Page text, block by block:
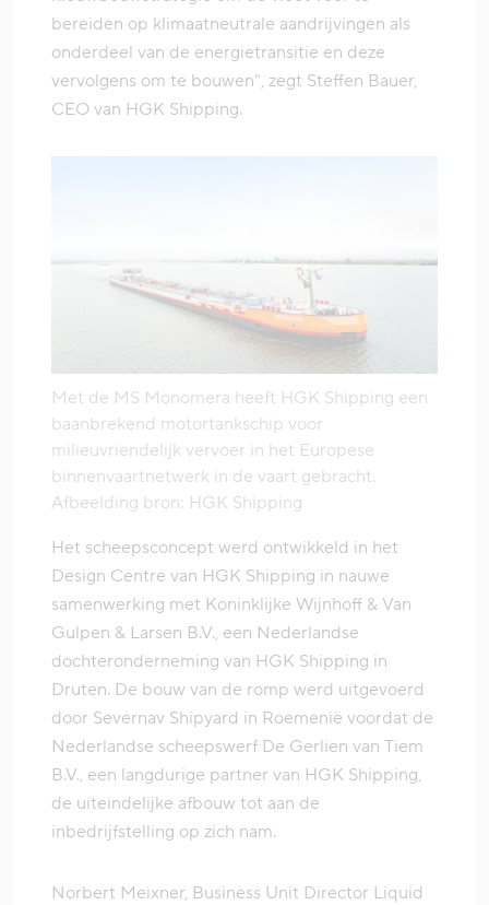
bereiden op klimaatneutrale aandrijvingen als
onderdeel van de energietransitie en deze
vervolgens om te bouwen", zegt Steffen Bauer,
CEO van HGK Shipping.
Met de MS Monomera heeft HGK Shipping een
baanbrekend motortankschip voor
milieuvriendelijk vervoer in het Europese
binnenvaartnetwerk in de vaart gebracht.
Afbeelding bron: HGK Shipping
Het scheepsconcept werd ontwikkeld in het
Design Centre van HGK Shipping in nauwe
samenwerking met Koninklijke Wijnhoff & Van
Gulpen & Larsen B.V., een Nederlandse
dochteronderneming van HGK Shipping in
Druten. De bouw van de romp werd uitgevoerd
door Severnav Shipyard in Roemenië voordat de
Nederlandse scheepswerf De Gerlien van Tiem
B.V., een langdurige partner van HGK Shipping,
de uiteindelijke afbouw tot aan de
inbedrijfstelling op zich nam.
Norbert Meixner, Business Unit Director Liquid